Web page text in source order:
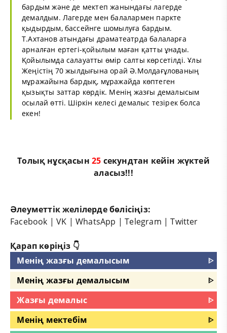
бардым және де мектеп жанындағы лагерде
демалдым. Лагерде мен балалармен паркте
қыдырдым, бассейнге шомылуға бардым.
Т.Ахтанов атындағы драматеатрда балаларға
арналған ертегі-қойылым маған қатты ұнады.
Қойылымда салауатты өмір салты көрсетілді. Ұлы
Жеңістің 70 жылдығына орай Ә.Молдағұлованың
мұражайына бардық, мұражайда көптеген
қызықты заттар көрдік. Менің жазғы демалысым
осылай өтті. Шіркін келесі демалыс тезірек болса
екен!
Толық нұсқасын25 секундтан кейін жүктей
аласыз!!!
Әлеуметтік желілерде бөлісіңіз:
Facebook |VK |WhatsApp |Telegram |Twitter
Қарап көріңіз 👇
Менің жазғы демалысым
ᐈ
Менің жазғы демалысым
ᐈ
Жазғы демалыс
ᐈ
Менің мектебім
ᐈ